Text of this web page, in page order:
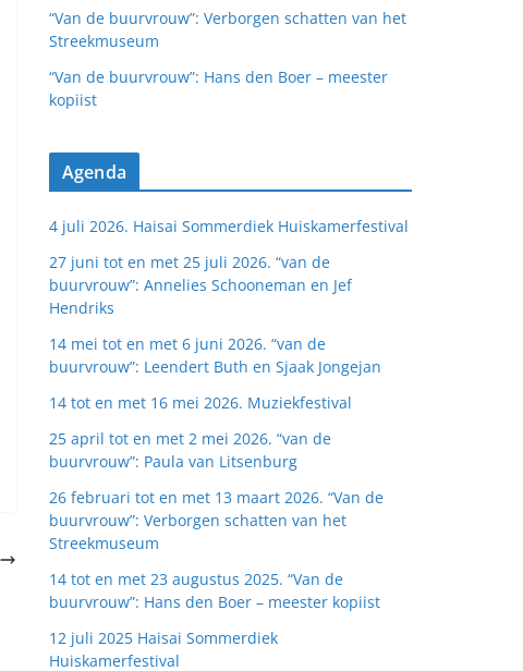
“Van de buurvrouw”: Verborgen schatten van het
Streekmuseum
“Van de buurvrouw”: Hans den Boer – meester
kopiist
Agenda
4 juli 2026. Haisai Sommerdiek Huiskamerfestival
27 juni tot en met 25 juli 2026. “van de
buurvrouw”: Annelies Schooneman en Jef
Hendriks
14 mei tot en met 6 juni 2026. “van de
buurvrouw”: Leendert Buth en Sjaak Jongejan
14 tot en met 16 mei 2026. Muziekfestival
25 april tot en met 2 mei 2026. “van de
buurvrouw”: Paula van Litsenburg
26 februari tot en met 13 maart 2026. “Van de
buurvrouw”: Verborgen schatten van het
Streekmuseum
14 tot en met 23 augustus 2025. “Van de
buurvrouw”: Hans den Boer – meester kopiist
12 juli 2025 Haisai Sommerdiek
Huiskamerfestival